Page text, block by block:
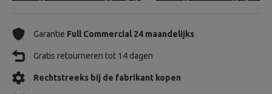
Garantie Full Commercial 24 maandelijks
Gratis retourneren tot 14 dagen
Rechtstreeks bij de fabrikant kopen